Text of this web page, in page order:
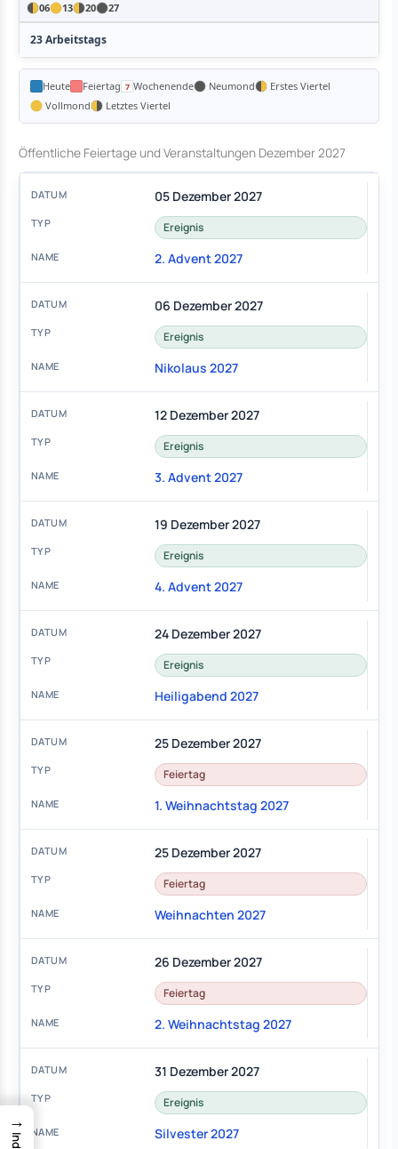
06 13 20 27
23 Arbeitstags
Heute Feiertag Wochenende Neumond
Erstes Viertel
Vollmond
Letztes Viertel
Öffentliche Feiertage und Veranstaltungen Dezember 2027
05 Dezember 2027
Ereignis
2. Advent 2027
06 Dezember 2027
Ereignis
Nikolaus 2027
12 Dezember 2027
Ereignis
3. Advent 2027
19 Dezember 2027
Ereignis
4. Advent 2027
24 Dezember 2027
Ereignis
Heiligabend 2027
25 Dezember 2027
Feiertag
1. Weihnachtstag 2027
25 Dezember 2027
Feiertag
Weihnachten 2027
26 Dezember 2027
Feiertag
2. Weihnachtstag 2027
31 Dezember 2027
Ereignis
Silvester 2027
→